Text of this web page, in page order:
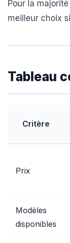
Pour la
meilleur choix
Tableau
Critère
Prix
Modèles
disponibles